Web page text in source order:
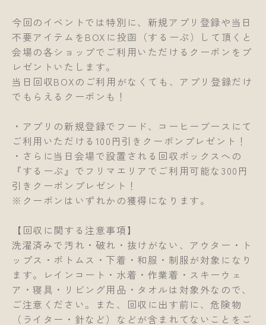
今回のイベントでは特別に、新規アプリ登録や当日
不要アイテムをBOXに投函（するーぷ）して頂くと
会場の各ショップでご利用いただけるクーポンをプ
レゼントいたします。
当日回収BOXのご利用がなくても、アプリ登録だけ
でもらえるクーポンも！
・アプリの新規登録でフード、コーヒーブースにて
ご利用いただける100円引きクーポンプレゼント！
・さらに当日会場で設置される回収ボックスへの
『するーぷ』でフリマエリアでご利用可能な300円
引きクーポンプレゼント！
※クーポンはいずれかの獲得になります。
【回収に関する注意事項】
洗濯済みで汚れ・破れ・抜けがない、アウター・ト
ップス・ボトムス・下着・和服・制服が対象になり
ます。レインコート・水着・作業着・スキーウェ
ア・寝具・リビング用品・タオルは対象外なので、
ご注意ください。また、回収に出す前に、危険物
（ライター・針など）などが含まれてないことをご